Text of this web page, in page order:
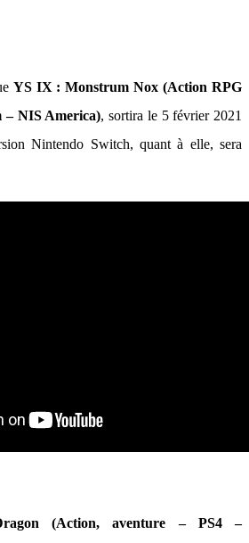
YS IX : Monstrum Nox (Action RPG
– NIS America), sortira le 5 février 2021
Nintendo Switch, quant à elle, sera
(Action, aventure – PS4 –